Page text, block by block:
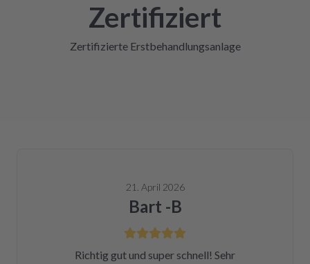
Zertifiziert
Zertifizierte Erstbehandlungsanlage
21. April 2026
Bart -B
Richtig gut und super schnell! Sehr